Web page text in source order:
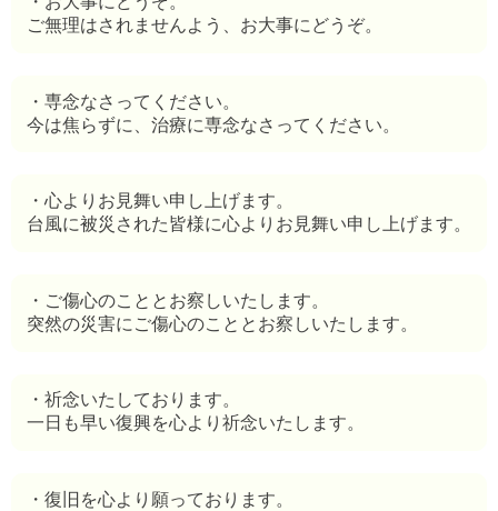
ご無理はされませんよう、お大事にどうぞ。
・専念なさってください。
今は焦らずに、治療に専念なさってください。
・心よりお見舞い申し上げます。
台風に被災された皆様に心よりお見舞い申し上げます。
・ご傷心のこととお察しいたします。
突然の災害にご傷心のこととお察しいたします。
・祈念いたしております。
一日も早い復興を心より祈念いたします。
・復旧を心より願っております。